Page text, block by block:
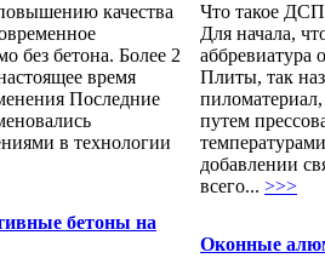
качества
без бетона. Более 2
время
Последние
в технологии
бетоны на
Что такое
Для начала,
аббревиатура
Плиты, так
путем
добавлении
всего... >>>
Оконные